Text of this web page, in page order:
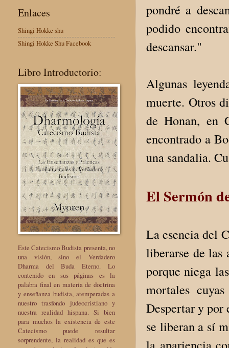
pondré a
podido
descansar."
Algunas
muerte. Otros
de Honan, en
encontrado a
una sandalia.
El Sermón
La esencia del
liberarse de las
porque niega
mor­tales
Despertar y por
se liberan a sí
Enlaces
Shingi Hokke shu
Shingi Hokke Shu Facebook
Libro Introductorio:
Este Catecismo Budista presenta, no
una visión, sino el Verdadero
Dharma del Buda Eterno. Lo
contenido en sus páginas es la
palabra final en materia de doctrina
y enseñanza budista, atemperadas a
nuestro trasfondo judeocristiano y
nuestra realidad hispana. Si bien
para muchos la existencia de este
Catecismo puede resultar
sorprendente, la realidad es que es